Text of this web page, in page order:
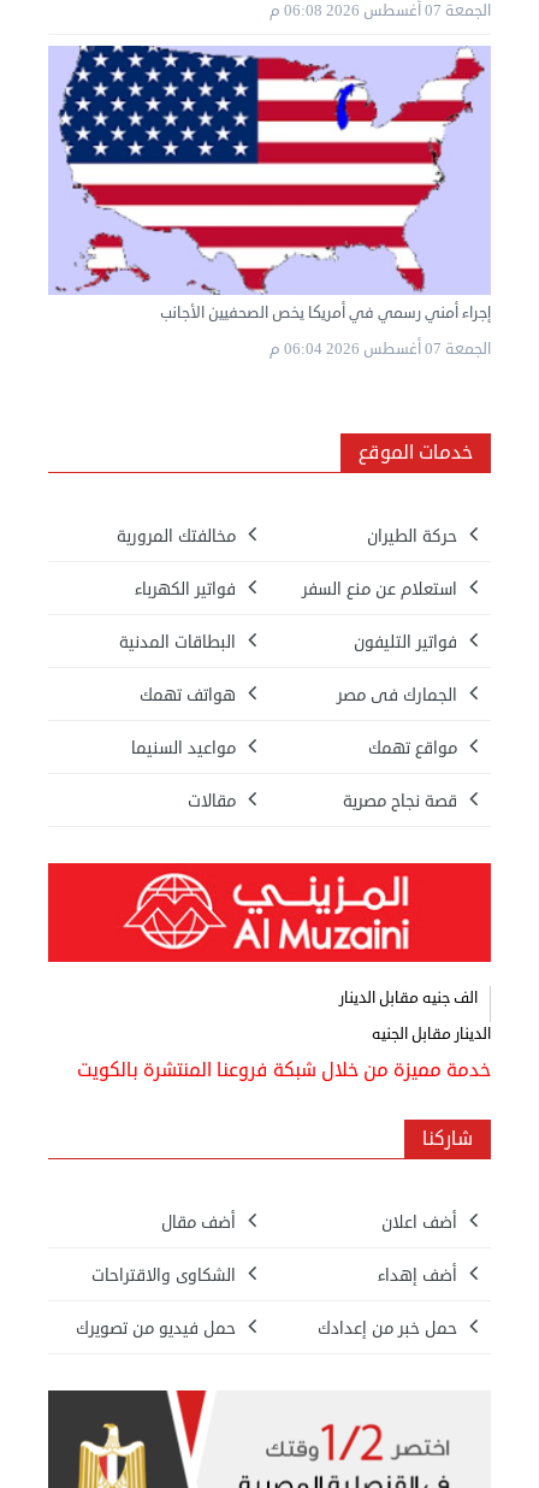
الجمعة 07 أغسطس 2026 06:08 م
إجراء أمني رسمي في أمريكا يخص الصحفيين الأجانب
الجمعة 07 أغسطس 2026 06:04 م
خدمات الموقع
حركة الطيران مخالفتك المرورية
استعلام عن منع السفر فواتير الكهرباء
فواتير التليفون البطاقات المدنية
الجمارك فى مصر هواتف تهمك
مواقع تهمك مواعيد السنيما
قصة نجاح مصرية مقالات
الف جنيه مقابل الدينار
الدينار مقابل الجنيه
خدمة مميزة من خلال شبكة فروعنا المنتشرة بالكويت
شاركنا
أضف اعلان أضف مقال
أضف إهداء الشكاوى والاقتراحات
حمل خبر من إعدادك حمل فيديو من تصويرك